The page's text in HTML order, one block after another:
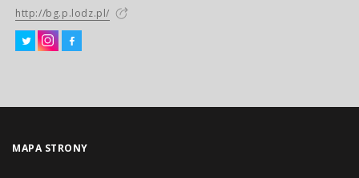
http://bg.p.lodz.pl/
MAPA STRONY